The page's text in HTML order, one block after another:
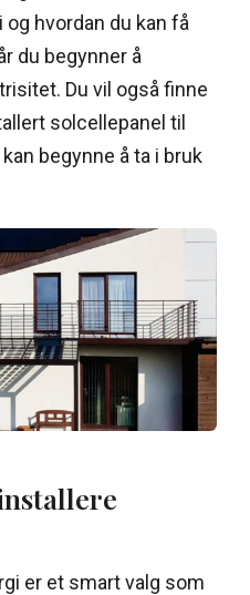
hvordan du kan få
du begynner å
Du vil også finne
solcellepanel til
begynne å ta i bruk
er et smart valg som